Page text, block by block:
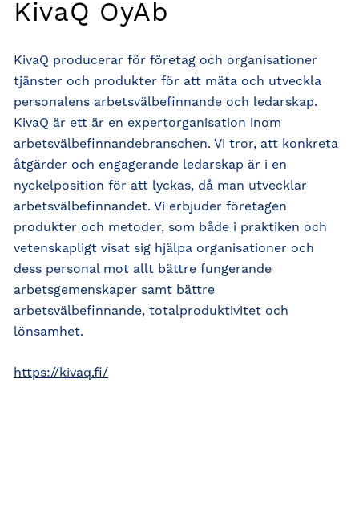
KivaQ OyAb
KivaQ producerar för företag och organisationer
tjänster och produkter för att mäta och utveckla
personalens arbetsvälbefinnande och ledarskap.
KivaQ är ett är en expertorganisation inom
arbetsvälbefinnandebranschen. Vi tror, att konkreta
åtgärder och engagerande ledarskap är i en
nyckelposition för att lyckas, då man utvecklar
arbetsvälbefinnandet. Vi erbjuder företagen
produkter och metoder, som både i praktiken och
vetenskapligt visat sig hjälpa organisationer och
dess personal mot allt bättre fungerande
arbetsgemenskaper samt bättre
arbetsvälbefinnande, totalproduktivitet och
lönsamhet.
https://kivaq.fi/